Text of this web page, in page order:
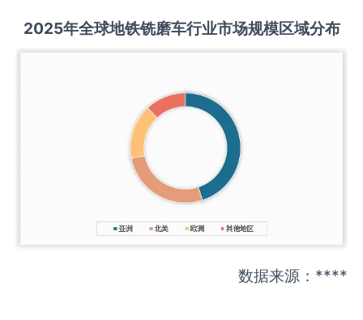
2025年全球地铁铣磨车行业市场规模区域分布
数据来源：****